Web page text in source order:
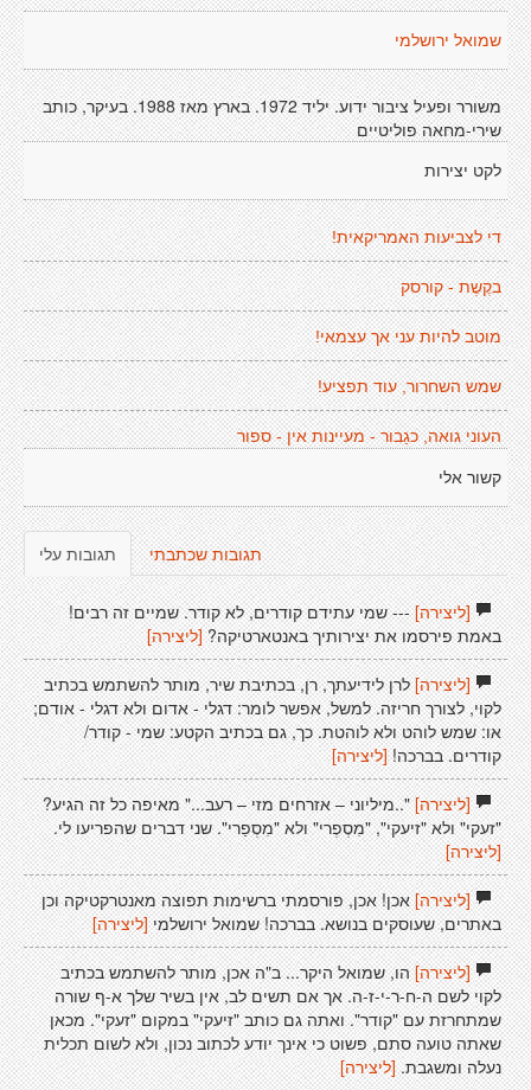
שמואל ירושלמי
משורר ופעיל ציבור ידוע. יליד 1972. בארץ מאז 1988. בעיקר, כותב
שירי-מחאה פוליטיים
לקט יצירות
די לצביעות האמריקאית!
בקֶשֶת - קורסק
מוטב להיות עני אך עצמאי!
שמש השחרור, עוד תפציע!
העוני גואה, כגַבור - מעיינות אין - ספור
קשור אלי
תגובות עלי תגובות שכתבתי
[ליצירה]--- שמי עתידם קודרים, לא קודר. שמיים זה רבים!
באמת פירסמו את יצירותיך באנטארטיקה? [ליצירה]
[ליצירה]לרן לידיעתך, רן, בכתיבת שיר, מותר להשתמש בכתיב
לקוי, לצורך חריזה. למשל, אפשר לומר: דגלי - אדום ולא דגלי - אודם;
או: שמש לוהט ולא לוהטת. כך, גם בכתיב הקטע: שמי - קודר/
קודרים. בברכה! [ליצירה]
[ליצירה]"..מיליוני – אזרחים מזי – רעב..." מאיפה כל זה הגיע?
"זעקי" ולא "זיעקי", "מִסְפְרי" ולא "מִסְפַרי". שני דברים שהפריעו לי.
[ליצירה]
[ליצירה]אכן! אכן, פורסמתי ברשימות תפוצה מאנטרקטיקה וכן
באתרים, שעוסקים בנושא. בברכה! שמואל ירושלמי [ליצירה]
[ליצירה]הו, שמואל היקר... ב"ה אכן, מותר להשתמש בכתיב
לקוי לשם ה-ח-ר-י-ז-ה. אך אם תשים לב, אין בשיר שלך א-ף שורה
שמתחרזת עם "קודר". ואתה גם כותב "זיעקי" במקום "זעקי". מכאן
שאתה טועה סתם, פשוט כי אינך יודע לכתוב נכון, ולא לשום תכלית
נעלה ומשגבת.[ליצירה]